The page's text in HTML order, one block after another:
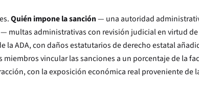
Quién impone la sanción— una autoridad
— multas administrativas con revisión judicial en virtud
la ADA, con daños estatutarios de derecho estatal
miembros vincular las sanciones a un porcentaje de la
con la exposición económica real proveniente